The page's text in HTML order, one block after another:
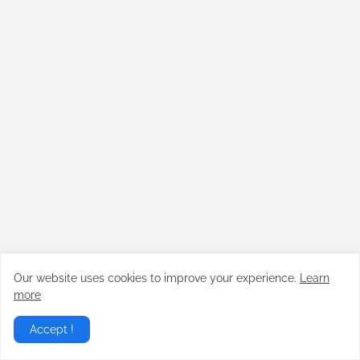
Our website uses cookies to improve your experience.
Learn
more
Accept !